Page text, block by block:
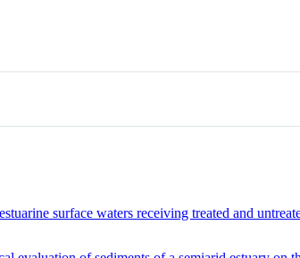
surface waters receiving treated and